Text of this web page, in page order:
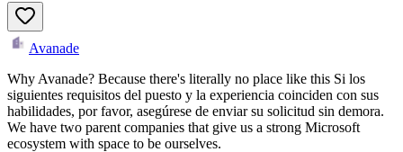
Avanade
Why Avanade? Because there's literally no place like this Si los
siguientes requisitos del puesto y la experiencia coinciden con sus
habilidades, por favor, asegúrese de enviar su solicitud sin demora.
We have two parent companies that give us a strong Microsoft
ecosystem with space to be ourselves.